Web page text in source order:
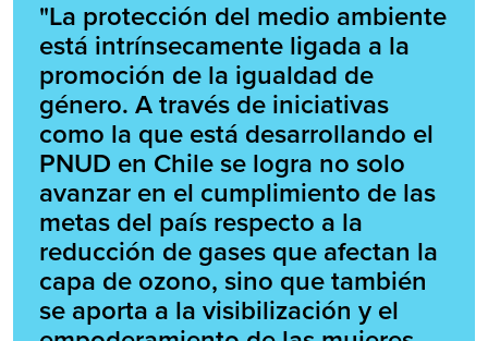
"La protección del medio ambiente
está intrínsecamente ligada a la
promoción de la igualdad de
género. A través de iniciativas
como la que está desarrollando el
PNUD en Chile se logra no solo
avanzar en el cumplimiento de las
metas del país respecto a la
reducción de gases que afectan la
capa de ozono, sino que también
se aporta a la visibilización y el